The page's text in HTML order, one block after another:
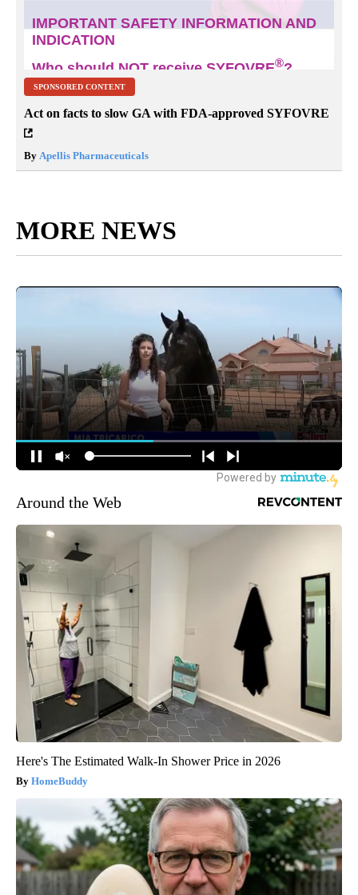
SPONSORED CONTENT
Act on facts to slow GA with FDA-approved SYFOVRE
By Apellis Pharmaceuticals
MORE NEWS
Around the Web
Here's The Estimated Walk-In Shower Price in 2026
HomeBuddy